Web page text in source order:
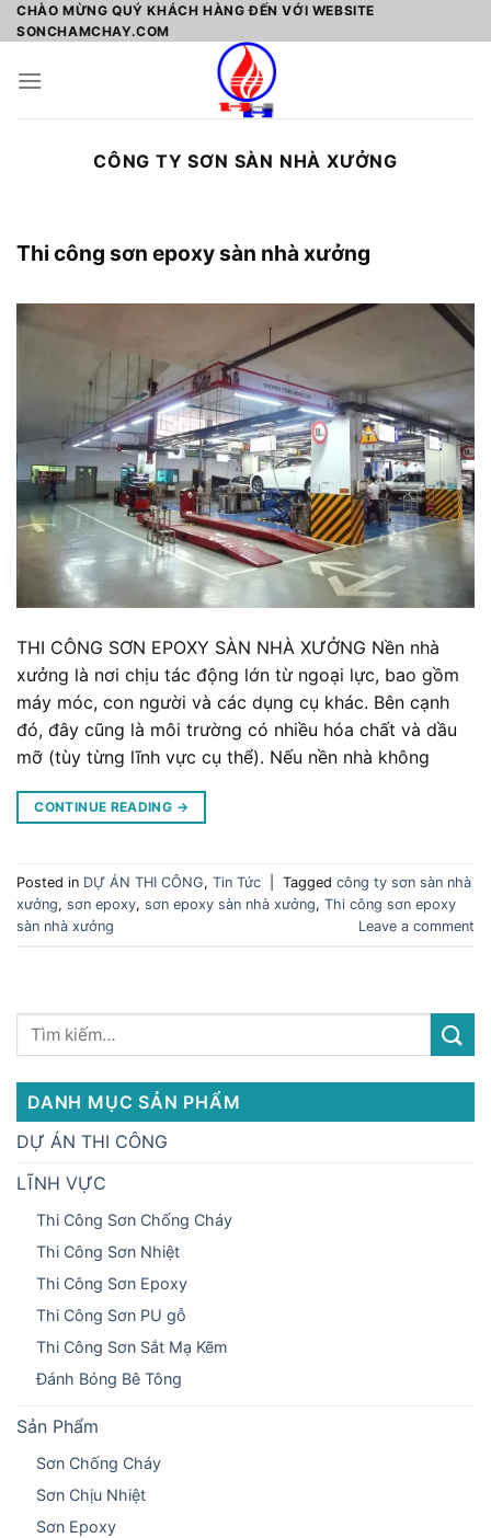
Skip
to
CHÀO MỪNG QUÝ KHÁCH HÀNG ĐẾN VỚI WEBSITE
SONCHAMCHAY.COM
CÔNG TY SƠN SÀN NHÀ XƯỞNG
Thi công sơn epoxy sàn nhà xưởng
THI CÔNG SƠN EPOXY SÀN NHÀ XƯỞNG Nền nhà
xưởng là nơi chịu tác động lớn từ ngoại lực, bao gồm
máy móc, con người và các dụng cụ khác. Bên cạnh
đó, đây cũng là môi trường có nhiều hóa chất và dầu
mỡ (tùy từng lĩnh vực cụ thể). Nếu nền nhà không
CONTINUE READING →
Posted in DỰ ÁN THI CÔNG, Tin Tức Tagged công ty sơn sàn nhà
xưởng, sơn epoxy, sơn epoxy sàn nhà xưởng, Thi công sơn epoxy
sàn nhà xưởng
Leave a comment
DANH MỤC SẢN PHẨM
DỰ ÁN THI CÔNG
LĨNH VỰC
Thi Công Sơn Chống Cháy
Thi Công Sơn Nhiệt
Thi Công Sơn Epoxy
Thi Công Sơn PU gỗ
Thi Công Sơn Sắt Mạ Kẽm
Đánh Bóng Bê Tông
Sản Phẩm
Sơn Chống Cháy
Sơn Chịu Nhiệt
Sơn Epoxy